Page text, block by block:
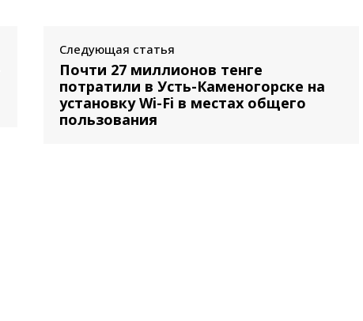
Следующая статья
Почти 27 миллионов тенге
потратили в Усть-Каменогорске на
установку Wi-Fi в местах общего
пользования